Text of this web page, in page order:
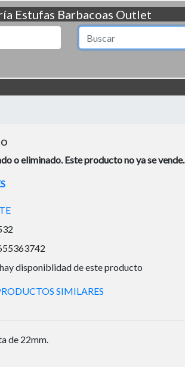
Estufas Barbacoas Outlet
o eliminado. Este producto no ya se vende.
disponiblidad de este producto
SIMILARES
de 22mm.